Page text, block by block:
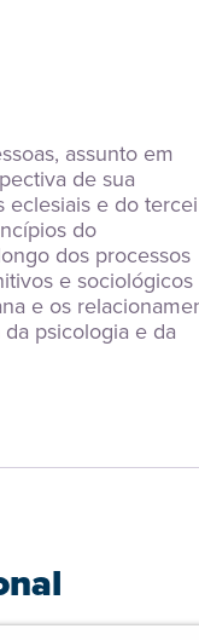
assunto em
de sua
eclesiais e do
do
dos processos
e
e os
psicologia e da